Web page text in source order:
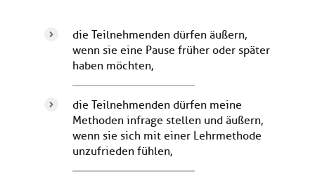
die Teilnehmenden dürfen äußern,
wenn sie eine Pause früher oder später
haben möchten,
die Teilnehmenden dürfen meine
Methoden infrage stellen und äußern,
wenn sie sich mit einer Lehrmethode
unzufrieden fühlen,